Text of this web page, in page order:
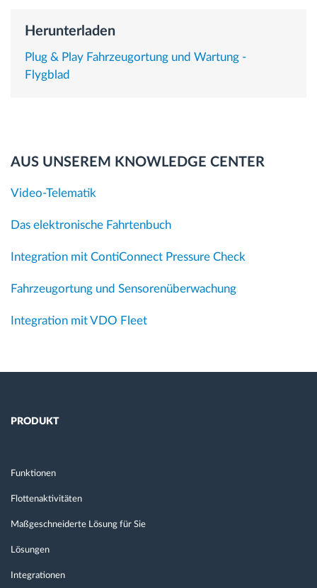
Herunterladen
Plug & Play Fahrzeugortung und Wartung -
Flygblad
AUS UNSEREM KNOWLEDGE CENTER
Video-Telematik
Das elektronische Fahrtenbuch
Integration mit ContiConnect Pressure Check
Fahrzeugortung und Sensorenüberwachung
Integration mit VDO Fleet
PRODUKT
Funktionen
Flottenaktivitäten
Maßgeschneiderte Lösung für Sie
Lösungen
Integrationen